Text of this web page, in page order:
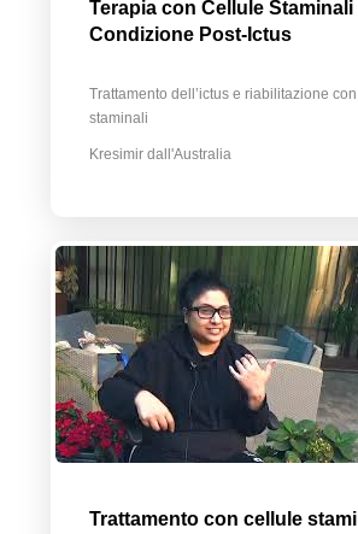
Terapia con Cellule Staminali
Condizione Post-Ictus
Trattamento dell’ictus e riabilitazione
staminali
Kresimir dall'Australia
Trattamento con cellule